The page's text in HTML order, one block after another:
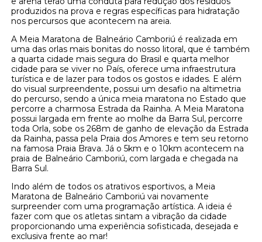
produzidos na prova e regras específicas para hidratação
nos percursos que acontecem na areia.
A Meia Maratona de Balneário Camboriú é realizada em
uma das orlas mais bonitas do nosso litoral, que é também
a quarta cidade mais segura do Brasil e quarta melhor
cidade para se viver no País, oferece uma infraestrutura
turística e de lazer para todos os gostos e idades. E além
do visual surpreendente, possui um desafio na altimetria
do percurso, sendo a única meia maratona no Estado que
percorre a charmosa Estrada da Rainha. A Meia Maratona
possui largada em frente ao molhe da Barra Sul, percorre
toda Orla, sobe os 268m de ganho de elevação da Estrada
da Rainha, passa pela Praia dos Amores e tem seu retorno
na famosa Praia Brava. Já o 5km e o 10km acontecem na
praia de Balneário Camboriú, com largada e chegada na
Barra Sul.
Indo além de todos os atrativos esportivos, a Meia
Maratona de Balneário Camboriú vai novamente
surpreender com uma programação artística. A ideia é
fazer com que os atletas sintam a vibração da cidade
proporcionando uma experiência sofisticada, desejada e
exclusiva frente ao mar!